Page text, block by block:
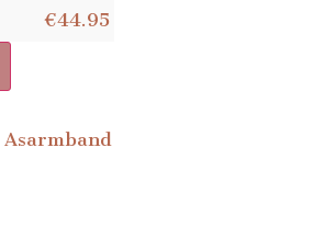
€44.95
Asarmband